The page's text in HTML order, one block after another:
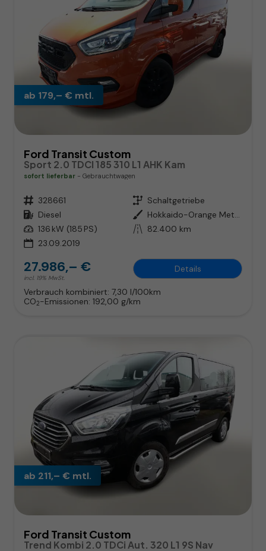
ab 179,– € mtl.
Ford Transit Custom
Sport 2.0 TDCI 185 310 L1 AHK Kam
sofort lieferbar Gebrauchtwagen
Fahrzeugnr. 328661 Getriebe Schaltgetriebe
Kraftstoff Diesel Außenfarbe
Hokkaido-Orange Metallic
Leistung 136 kW (185 PS) Kilometerstand 82.400 km
23.09.2019
27.986,– €
incl. 19% MwSt.
Details
Verbrauch kombiniert: 7,30 l/100km
CO2-Emissionen: 192,00 g/km
ab 211,– € mtl.
Ford Transit Custom
Trend Kombi 2.0 TDCi Aut. 320 L1 9S Nav